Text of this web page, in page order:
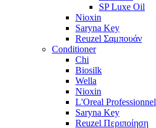
SP Luxe Oil
Nioxin
Saryna Key
Reuzel Σαμπουάν
Conditioner
Chi
Biosilk
Wella
Nioxin
L'Oreal Professionnel
Saryna Key
Reuzel Περιποίηση